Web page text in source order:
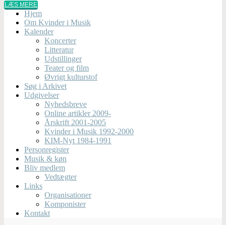
LÆS MERE
Hjem
Om Kvinder i Musik
Kalender
Koncerter
Litteratur
Udstillinger
Teater og film
Øvrigt kulturstof
Søg i Arkivet
Udgivelser
Nyhedsbreve
Online artikler 2009-
Årskrift 2001-2005
Kvinder i Musik 1992-2000
KIM-Nyt 1984-1991
Personregister
Musik & køn
Bliv medlem
Vedtægter
Links
Organisationer
Komponister
Kontakt